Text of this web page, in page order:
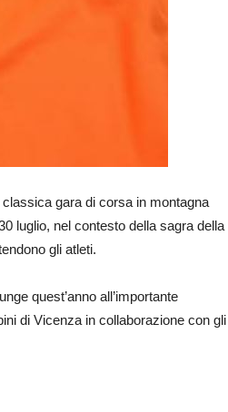
gara di corsa in montagna
luglio, nel contesto della sagra della
gli atleti.
quest’anno all’importante
di Vicenza in collaborazione con gli